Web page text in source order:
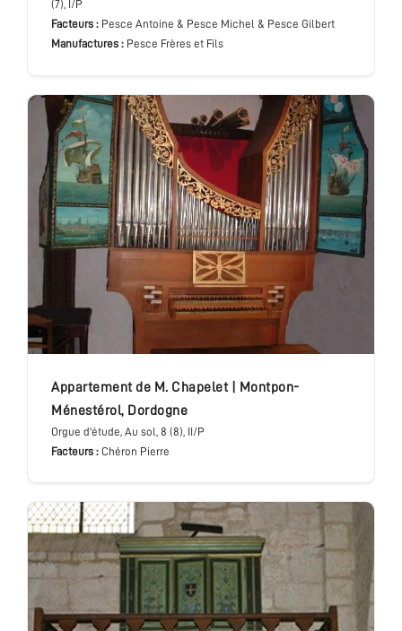
(7), I/P
Facteurs : Pesce Antoine & Pesce Michel & Pesce Gilbert
Manufactures : Pesce Frères et Fils
Appartement de M. Chapelet|
Montpon-
Ménestérol, Dordogne
Orgue d'étude, Au sol , 8 (8), II/P
Facteurs : Chéron Pierre